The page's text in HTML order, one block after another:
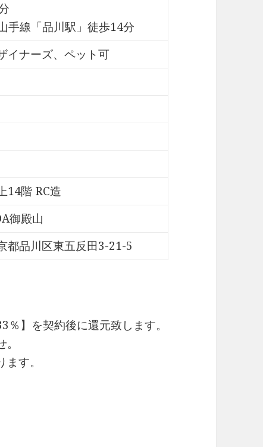
手線「品川駅」徒歩14分
イナーズ、ペット可
14階 RC造
御殿山
都品川区東五反田3-21-5
】を契約後に還元致します。
す。